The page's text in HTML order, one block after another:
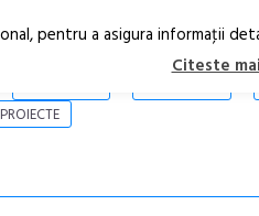
pentru a asigura informaţii
Citeste